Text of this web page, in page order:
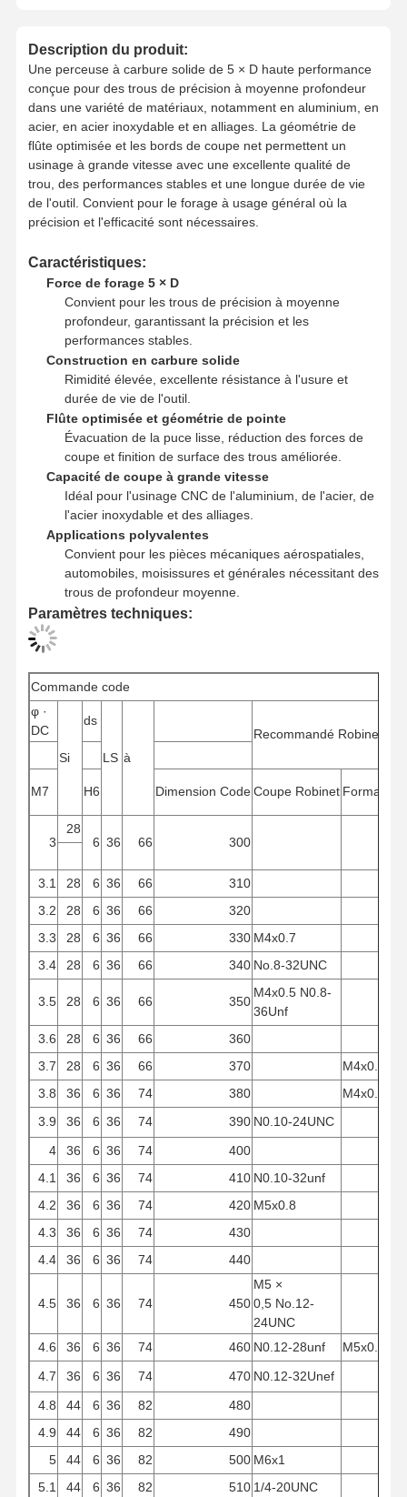
Contrôle
Causez
Maintenant
Forage à base de carbure solide
Forets canons
Forage BTA
Forages à pointe échangeables
Perceuse d'U
moulins à extrémité carrée
Radius d'angle Fin des moulins
fraises en bout de nez de boule
Moulins de finition en acier inoxydable
Moulins à extrémité en aluminium
Une bonne tête ennuyeuse
Tête d'alésage ébauche
Description du produit:
Une perceuse à carbure solide de 5 × D haute performance
conçue pour des trous de précision à moyenne profondeur
dans une variété de matériaux, notamment en aluminium, en
acier, en acier inoxydable et en alliages. La géométrie de
flûte optimisée et les bords de coupe net permettent un
usinage à grande vitesse avec une excellente qualité de
trou, des performances stables et une longue durée de vie
de l'outil. Convient pour le forage à usage général où la
précision et l'efficacité sont nécessaires.
Caractéristiques:
Force de forage 5 × D
Convient pour les trous de précision à moyenne
profondeur, garantissant la précision et les
performances stables.
Construction en carbure solide
Rimidité élevée, excellente résistance à l'usure et
durée de vie de l'outil.
Flûte optimisée et géométrie de pointe
Évacuation de la puce lisse, réduction des forces de
coupe et finition de surface des trous améliorée.
Capacité de coupe à grande vitesse
Idéal pour l'usinage CNC de l'aluminium, de l'acier, de
l'acier inoxydable et des alliages.
Applications polyvalentes
Convient pour les pièces mécaniques aérospatiales,
automobiles, moisissures et générales nécessitant des
trous de profondeur moyenne.
Paramètres techniques:
Commande code
φ ·
DC
Si
ds
LS à
Recommandé Robinet
M7 H6 Dimension CodeCoupe Robinet Formation
3
28
6 36 66 300
3.1 28 6 36 66
310
3.2
28 6 36 66
320
3.3
28 6 36 66 330 M4x0.7
3.4
28 6 36 66 340 No.8-32UNC
3.5 28 6 36 66 350
M4x0.5 N0.8-
36Unf
3.6
28 6 36 66
360
3.7
28 6 36 66 370
M4x0.7
3.8
36 6 36 74 380
M4x0.5
3.9
36 6 36 74 390 N0.10-24UNC
4
36 6 36 74
400
4.1
36 6 36 74 410 N0.10-32unf
4.2
36 6 36 74 420 M5x0.8
4.3
36 6 36 74
430
4.4
36 6 36 74 440
4.5 36 6 36 74 450
M5 ×
0,5 No.12-
24UNC
4.6
36 6 36 74 460 N0.12-28unf
M5x0.8
4.7
36 6 36 74 470 N0.12-32Unef
4.8
44 6 36 82
480
4.9
44 6 36 82
490
5
44 6 36 82 500 M6x1
5.1
44 6 36 82 510 1/4-20UNC